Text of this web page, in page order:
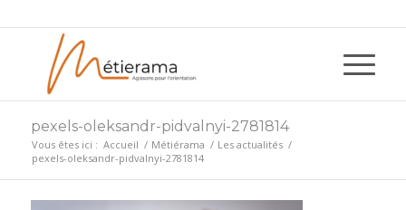
pexels-oleksandr-pidvalnyi-2781814
Vous êtes ici : Accueil / Métiérama / Les actualités /
pexels-oleksandr-pidvalnyi-2781814